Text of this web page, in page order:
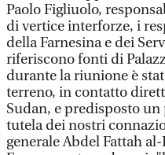
Paolo Figliuolo,
di vertice interforze, i
della Farnesina e dei
riferiscono fonti di
durante la riunione è
terreno, in contatto
Sudan, e predisposto
tutela dei nostri
generale Abdel Fattah